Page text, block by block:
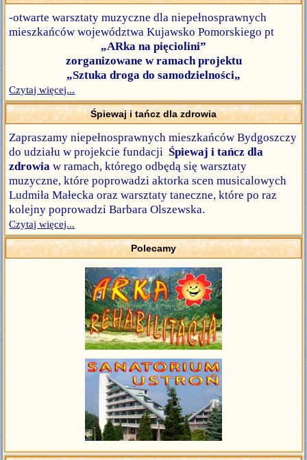
-otwarte warsztaty muzyczne dla niepełnosprawnych
mieszkańców województwa Kujawsko Pomorskiego pt
„ARka na pięciolini”
zorganizowane w ramach projektu
„Sztuka droga do samodzielności„
Czytaj więcej...
Śpiewaj i tańcz dla zdrowia
Zapraszamy niepełnosprawnych mieszkańców Bydgoszczy
do udziału w projekcie fundacjiŚpiewaj i tańcz dla
zdrowia w ramach, którego odbędą się warsztaty
muzyczne, które poprowadzi aktorka scen musicalowych
Ludmiła Małecka oraz warsztaty taneczne, które po raz
kolejny poprowadzi Barbara Olszewska.
Czytaj więcej...
Polecamy